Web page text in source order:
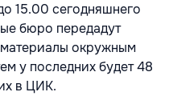
15.00 сегодняшнего
бюро передадут
окружным
у последних будет 48
в ЦИК.